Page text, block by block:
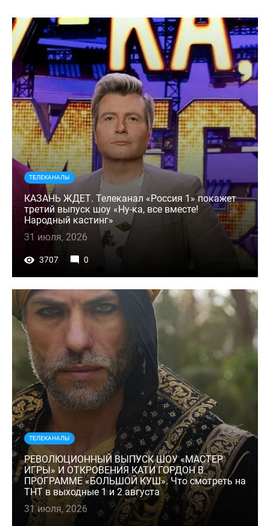
ТЕЛЕКАНАЛЫ
КАЗАНЬ ЖДЕТ. Телеканал «Россия 1» покажет
третий выпуск шоу «Ну-ка, все вместе!
Народный кастинг»
31 июля, 2026
3707 0
ТЕЛЕКАНАЛЫ
РЕВОЛЮЦИОННЫЙ ВЫПУСК ШОУ «МАСТЕР
ИГРЫ» И ОТКРОВЕНИЯ КАТИ ГОРДОН В
ПРОГРАММЕ «БОЛЬШОЙ КУШ». Что смотреть на
ТНТ в выходные 1 и 2 августа
31 июля, 2026